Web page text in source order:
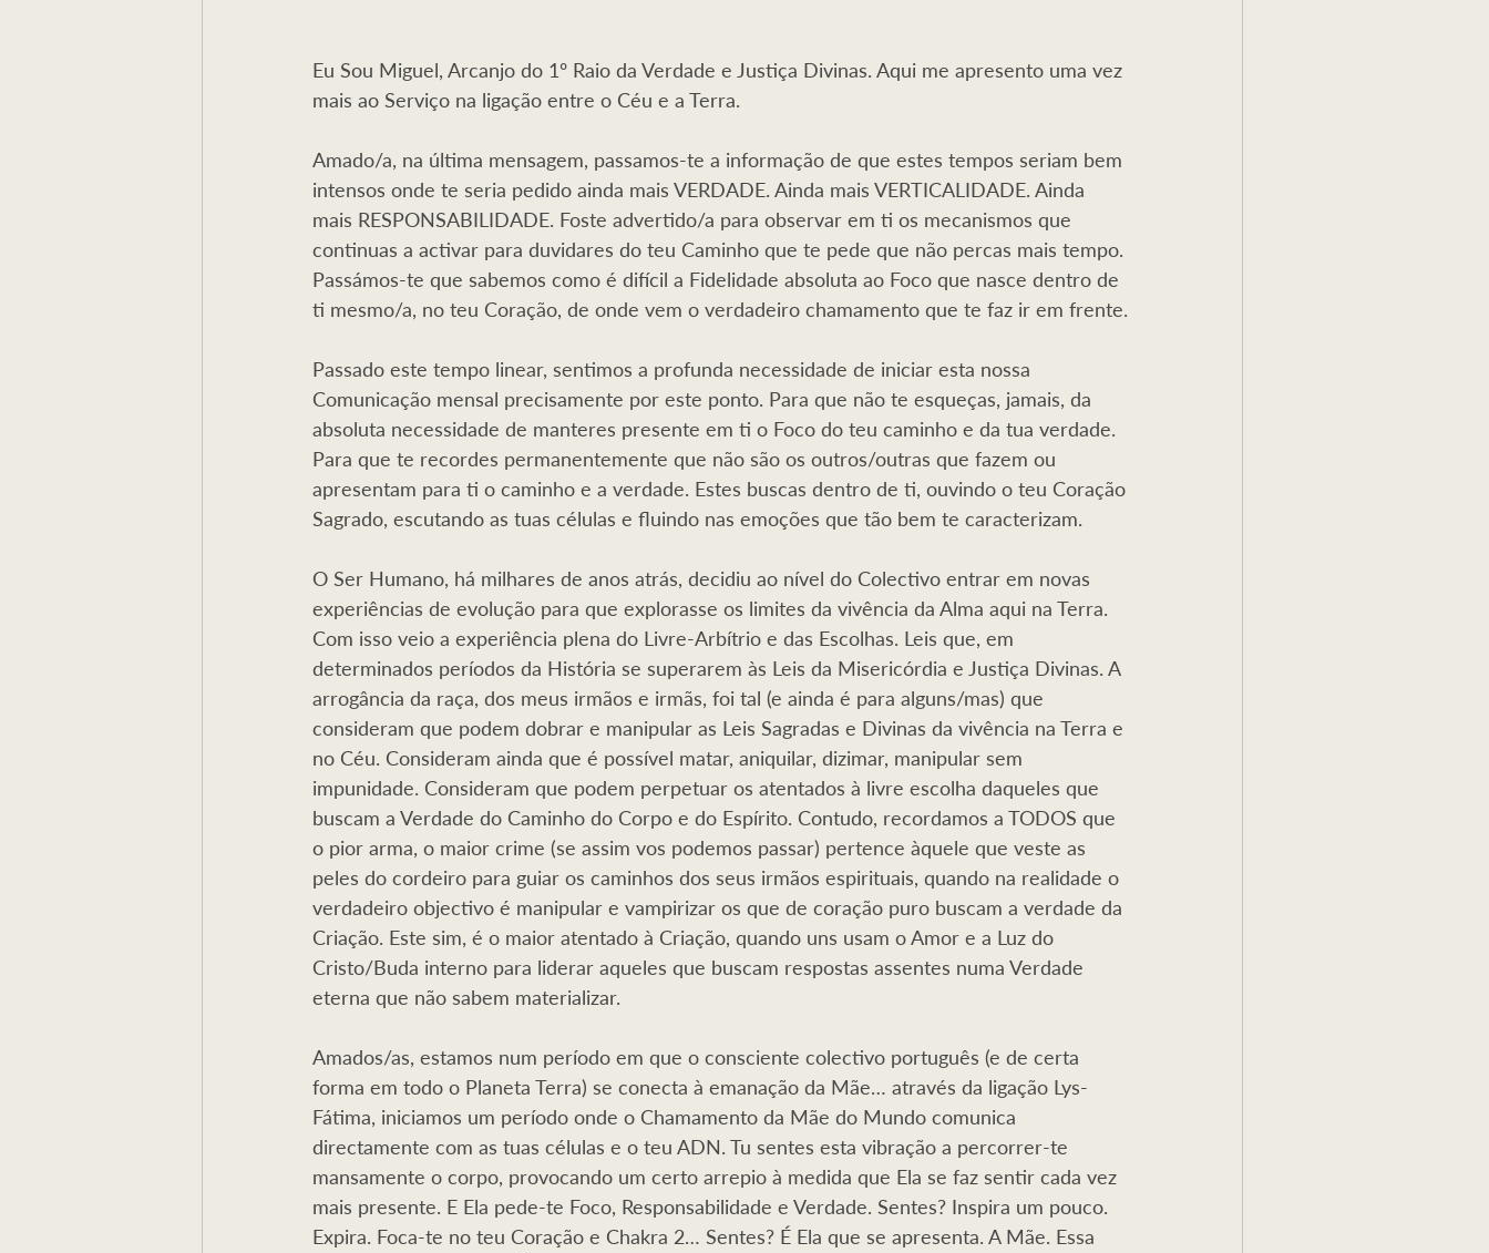
Eu Sou Miguel, Arcanjo do 1º Raio da Verdade e Justiça Divinas. Aqui me apresento uma vez
mais ao Serviço na ligação entre o Céu e a Terra.
Amado/a, na última mensagem, passamos-te a informação de que estes tempos seriam bem
intensos onde te seria pedido ainda mais VERDADE. Ainda mais VERTICALIDADE. Ainda
mais RESPONSABILIDADE. Foste advertido/a para observar em ti os mecanismos que
continuas a activar para duvidares do teu Caminho que te pede que não percas mais tempo.
Passámos-te que sabemos como é difícil a Fidelidade absoluta ao Foco que nasce dentro de
ti mesmo/a, no teu Coração, de onde vem o verdadeiro chamamento que te faz ir em frente.
Passado este tempo linear, sentimos a profunda necessidade de iniciar esta nossa
Comunicação mensal precisamente por este ponto. Para que não te esqueças, jamais, da
absoluta necessidade de manteres presente em ti o Foco do teu caminho e da tua verdade.
Para que te recordes permanentemente que não são os outros/outras que fazem ou
apresentam para ti o caminho e a verdade. Estes buscas dentro de ti, ouvindo o teu Coração
Sagrado, escutando as tuas células e fluindo nas emoções que tão bem te caracterizam.
O Ser Humano, há milhares de anos atrás, decidiu ao nível do Colectivo entrar em novas
experiências de evolução para que explorasse os limites da vivência da Alma aqui na Terra.
Com isso veio a experiência plena do Livre-Arbítrio e das Escolhas. Leis que, em
determinados períodos da História se superarem às Leis da Misericórdia e Justiça Divinas. A
arrogância da raça, dos meus irmãos e irmãs, foi tal (e ainda é para alguns/mas) que
consideram que podem dobrar e manipular as Leis Sagradas e Divinas da vivência na Terra e
no Céu. Consideram ainda que é possível matar, aniquilar, dizimar, manipular sem
impunidade. Consideram que podem perpetuar os atentados à livre escolha daqueles que
buscam a Verdade do Caminho do Corpo e do Espírito. Contudo, recordamos a TODOS que
o pior arma, o maior crime (se assim vos podemos passar) pertence àquele que veste as
peles do cordeiro para guiar os caminhos dos seus irmãos espirituais, quando na realidade o
verdadeiro objectivo é manipular e vampirizar os que de coração puro buscam a verdade da
Criação. Este sim, é o maior atentado à Criação, quando uns usam o Amor e a Luz do
Cristo/Buda interno para liderar aqueles que buscam respostas assentes numa Verdade
eterna que não sabem materializar.
Amados/as, estamos num período em que o consciente colectivo português (e de certa
forma em todo o Planeta Terra) se conecta à emanação da Mãe… através da ligação Lys-
Fátima, iniciamos um período onde o Chamamento da Mãe do Mundo comunica
directamente com as tuas células e o teu ADN. Tu sentes esta vibração a percorrer-te
mansamente o corpo, provocando um certo arrepio à medida que Ela se faz sentir cada vez
mais presente. E Ela pede-te Foco, Responsabilidade e Verdade. Sentes? Inspira um pouco.
Expira. Foca-te no teu Coração e Chakra 2… Sentes? É Ela que se apresenta. A Mãe. Essa